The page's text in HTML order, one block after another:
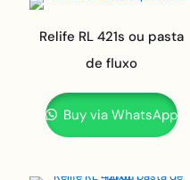
Relife RL 421s ou pasta
de fluxo
Buy via WhatsApp